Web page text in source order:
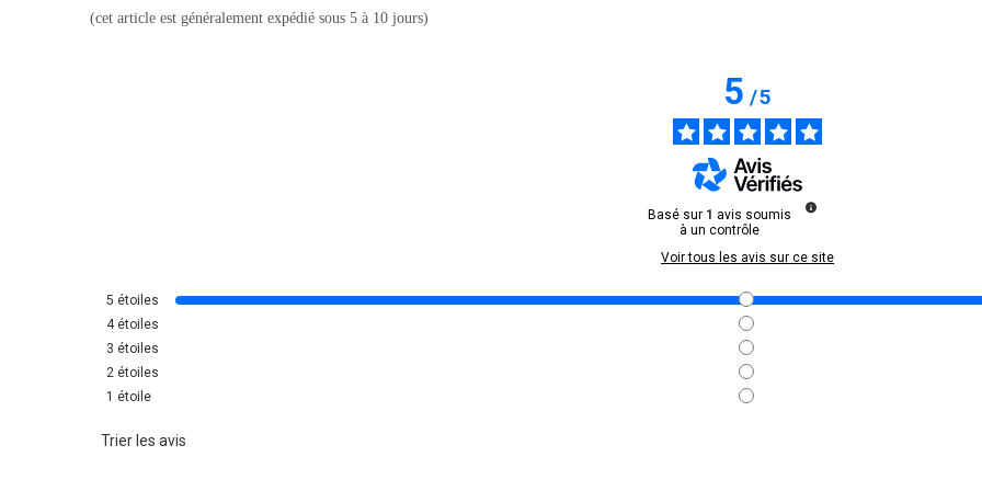
(cet article est généralement expédié sous 5 à 10 jours)
5/5
Basé sur 1 avis soumis
à un contrôle
Voir tous les avis sur ce site
5 étoiles
4 étoiles
3 étoiles
2 étoiles
1 étoile
Trier les avis